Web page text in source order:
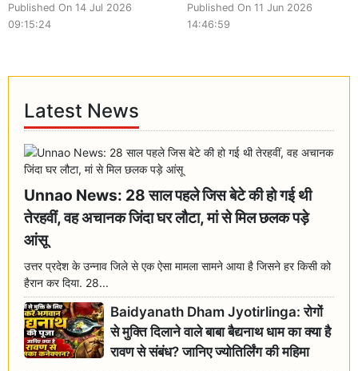
Published On 14 Jul 2026
09:15:24
Published On 11 Jun 2026
14:46:59
Latest News
Unnao News: 28 साल पहले जिस बेटे की हो गई थी
तेरहवीं, वह अचानक जिंदा घर लौटा, मां से मिल छलक पड़े
आंसू
उत्तर प्रदेश के उन्नाव जिले से एक ऐसा मामला सामने आया है जिसने हर किसी को
हैरान कर दिया. 28...
Baidyanath Dham Jyotirlinga: रोगों
से मुक्ति दिलाने वाले बाबा बैद्यनाथ धाम का क्या है
रावण से संबंध? जानिए ज्योतिर्लिंग की महिमा